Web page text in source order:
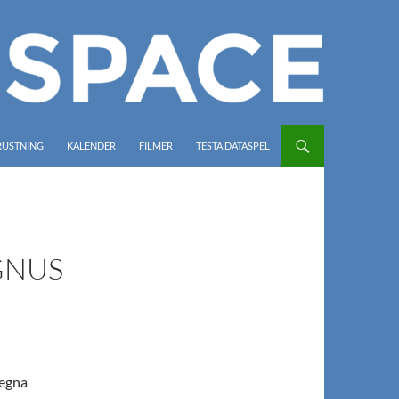
KALENDER FILMER TESTA DATASPEL